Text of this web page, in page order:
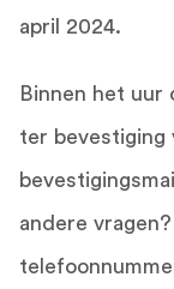
april 2024.
Binnen het uur
ter bevestiging
andere vragen?